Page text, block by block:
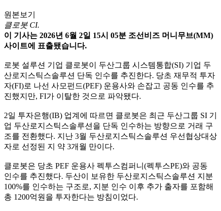
원본보기
클로봇 CI.
이 기사는 2026년 6월 2일 15시 05분 조선비즈 머니무브(MM)
사이트에 표출됐습니다.
로봇 설루션 기업 클로봇이 두산그룹 시스템통합(SI) 기업 두
산로지스틱스솔루션 단독 인수를 추진한다. 당초 재무적 투자
자(FI)로 나선 사모펀드(PEF) 운용사와 손잡고 공동 인수를 추
진했지만, FI가 이탈한 것으로 파악됐다.
2일 투자은행(IB) 업계에 따르면 클로봇은 최근 두산그룹 SI 기
업 두산로지스틱스솔루션을 단독 인수하는 방향으로 거래 구
조를 전환했다. 지난 3월 두산로지스틱스솔루션 우선협상대상
자로 선정된 지 약 3개월 만이다.
클로봇은 당초 PEF 운용사 펙투스컴퍼니(펙투스PE)와 공동
인수를 추진했다. 두산이 보유한 두산로지스틱스솔루션 지분
100%를 인수하는 구조로, 지분 인수 이후 추가 출자를 포함해
총 1200억원을 투자한다는 방침이었다.